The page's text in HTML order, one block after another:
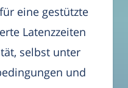
eine gestützte
Latenzzeiten
selbst unter
und